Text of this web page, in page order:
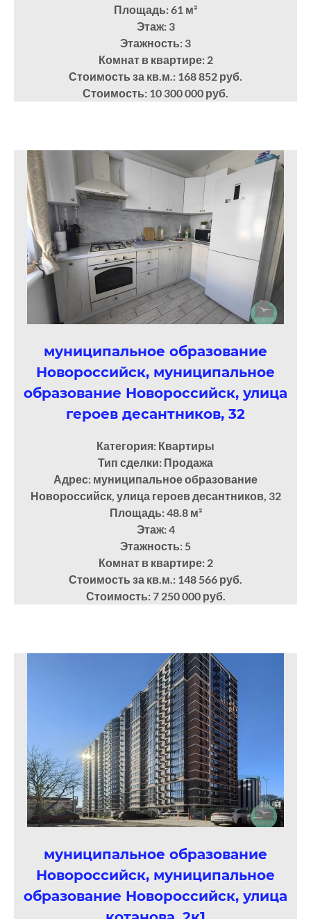
Площадь: 61 м²
Этаж: 3
Этажность: 3
Комнат в квартире: 2
Стоимость за кв.м.: 168 852 руб.
Стоимость: 10 300 000 руб.
муниципальное образование
Новороссийск, муниципальное
образование Новороссийск, улица
героев десантников, 32
Категория: Квартиры
Тип сделки: Продажа
Адрес: муниципальное образование
Новороссийск, улица героев десантников, 32
Площадь: 48.8м²
Этаж: 4
Этажность: 5
Комнат в квартире: 2
Стоимость за кв.м.: 148 566 руб.
Стоимость: 7 250 000 руб.
муниципальное образование
Новороссийск, муниципальное
образование Новороссийск, улица